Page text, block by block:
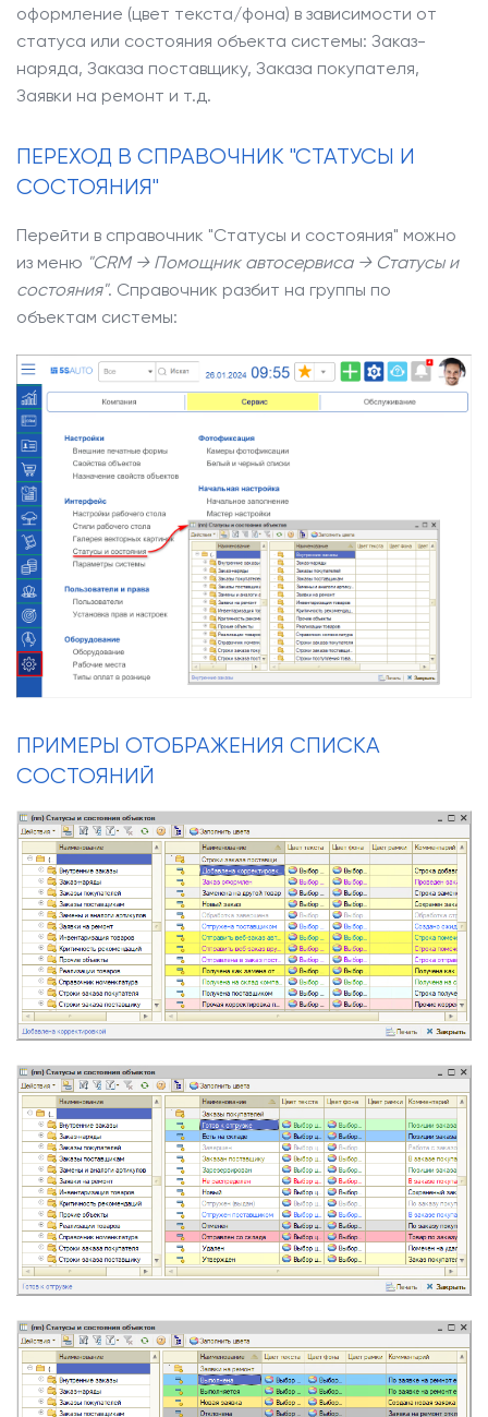
оформление (цвет текста/фона) в зависимости от
статуса или состояния объекта системы: Заказ-
наряда, Заказа поставщику, Заказа покупателя,
Заявки на ремонт и т.д.
ПЕРЕХОД В СПРАВОЧНИК "СТАТУСЫ И
СОСТОЯНИЯ"
Перейти в справочник "Статусы и состояния" можно
из меню "CRM → Помощник автосервиса → Статусы и
состояния". Справочник разбит на группы по
объектам системы:
ПРИМЕРЫ ОТОБРАЖЕНИЯ СПИСКА
СОСТОЯНИЙ